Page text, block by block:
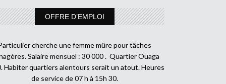
OFFRE D’EMPLOI
cherche une femme mûre pour tâches
Salaire mensuel : 30 000 . Quartier Ouaga
Habiter quartiers alentours serait un atout. Heures
de service de 07 h à 15h 30.